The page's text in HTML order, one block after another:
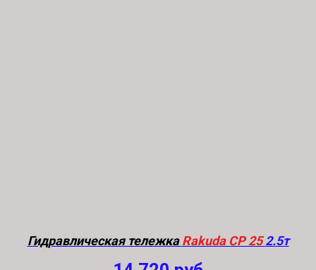
Гидравлическая тележкаRakuda CP 252.5т